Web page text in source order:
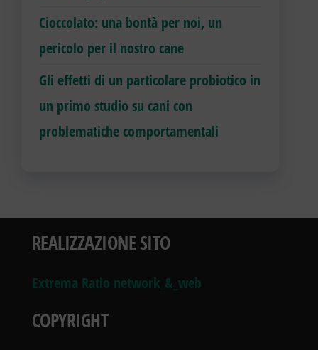
Cioccolato: una bontà per noi, un
pericolo per il nostro cane
Gli effetti di un particolare probiotico in
un primo studio su cani con
problematiche comportamentali
REALIZZAZIONE SITO
Extrema Ratio network_&_web
COPYRIGHT